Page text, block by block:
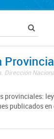
publicados